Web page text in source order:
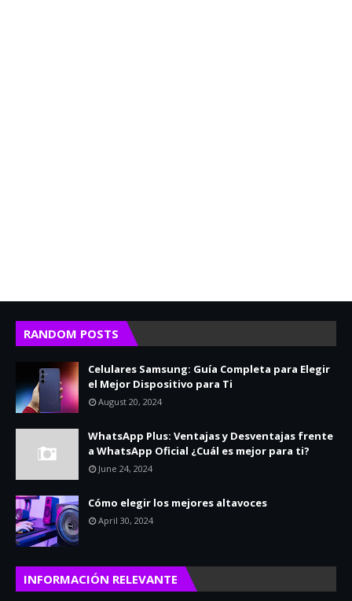
RANDOM POSTS
Celulares Samsung: Guía Completa para Elegir
el Mejor Dispositivo para Ti
August 20, 2024
WhatsApp Plus: Ventajas y Desventajas frente
a WhatsApp Oficial ¿Cuál es mejor para ti?
June 24, 2024
Cómo elegir los mejores altavoces
April 30, 2024
INFORMACIÓN RELEVANTE